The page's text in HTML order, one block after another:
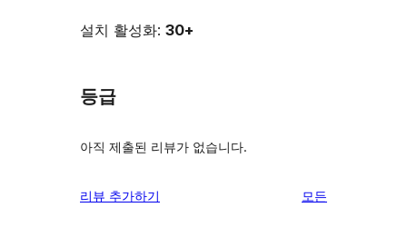
설치 활성화: 30+
등급
아직 제출된 리뷰가 없습니다.
리뷰 추가하기 모든